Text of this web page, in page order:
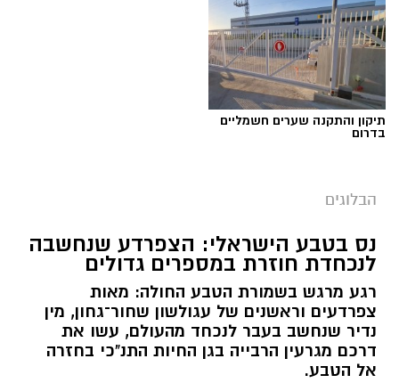
⇐וואטסאפ נס ציונה נט - קליק אחד ואתם
מעודכנים תמיד!
איפה יש בנס ציונה מצלמות חניה
הכסף שנעלם בשקט: כך דמי הניהול שוחקים
תיקון והתקנה שערים חשמליים
בדרום
הבלוגים
נס בטבע הישראלי: הצפרדע שנחשבה
לנכחדת חוזרת במספרים גדולים
רגע מרגש בשמורת הטבע החולה: מאות
צפרדעים וראשנים של עגולשון שחור־גחון, מין
נדיר שנחשב בעבר לנכחד מהעולם, עשו את
דרכם מגרעין הרבייה בגן החיות התנ"כי בחזרה
אל הטבע.